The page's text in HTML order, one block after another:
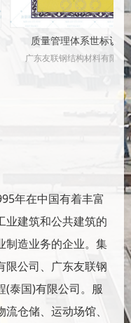
年在中国有着丰富
业建筑和公共建筑的
制造业务的企业。集
限公司、广东友联钢
(泰国)有限公司。服
仓储、运动场馆、
质量管理体系世标认证
广东友联钢结构材料有限公司